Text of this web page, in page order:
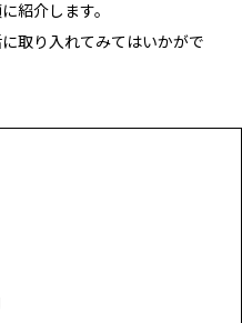
紹介します。
取り入れてみてはいかがで